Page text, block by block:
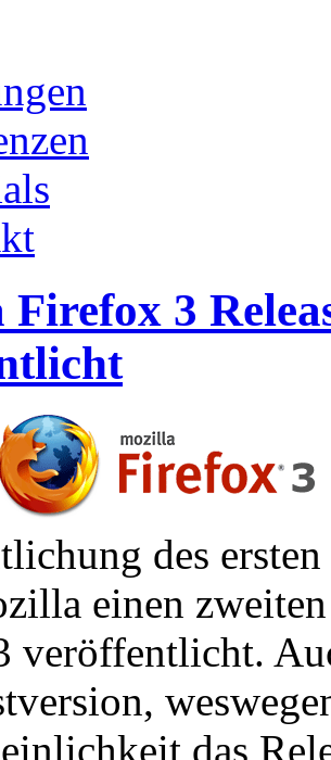
3
des
einen
veröffentlicht.
das